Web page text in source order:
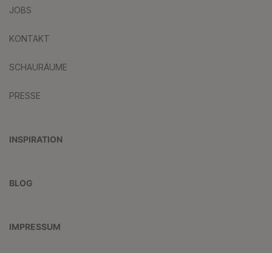
JOBS
KONTAKT
SCHAURÄUME
PRESSE
INSPIRATION
BLOG
IMPRESSUM